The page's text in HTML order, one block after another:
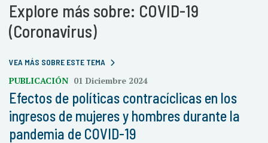
Explore más sobre: COVID-19
(Coronavirus)
VEA MÁS SOBRE ESTE TEMA
PUBLICACIÓN 01 Diciembre 2024
Efectos de políticas contracíclicas en los
ingresos de mujeres y hombres durante la
pandemia de COVID-19